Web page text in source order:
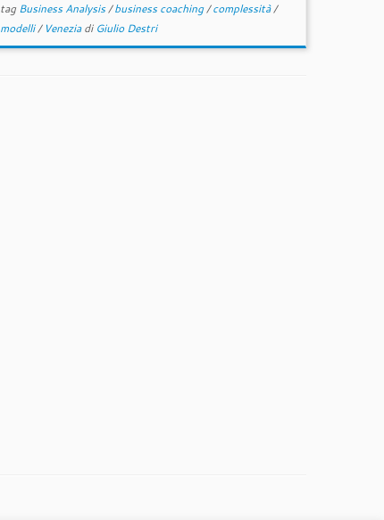
tagBusiness Analysis/business coaching/complessità/
modelli/ Veneziadi Giulio Destri